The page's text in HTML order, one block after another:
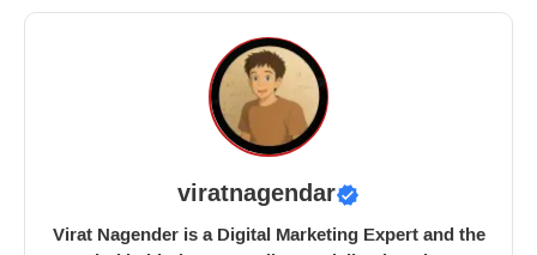
viratnagendar
Virat Nagender is a Digital Marketing Expert and the